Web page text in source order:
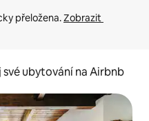
přeložena. Zobrazit
své ubytování na Airbnb